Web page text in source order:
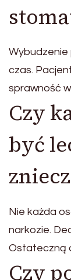
Wybudzenie
czas.
sprawność
Czy
być
Nie każda
narkozie.
Ostateczną
Czy